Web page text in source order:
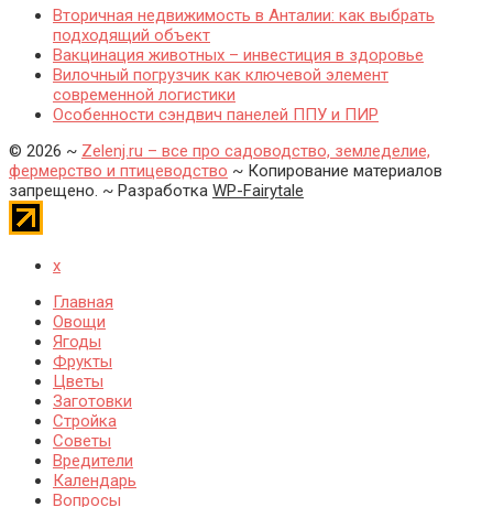
Вторичная недвижимость в Анталии: как выбрать
подходящий объект
Вакцинация животных – инвестиция в здоровье
Вилочный погрузчик как ключевой элемент
современной логистики
Особенности сэндвич панелей ППУ и ПИР
© 2026 ~ Zelenj.ru – все про садоводство, земледелие,
фермерство и птицеводство ~ Копирование материалов
запрещено. ~ Разработка WP-Fairytale
x
Главная
Овощи
Ягоды
Фрукты
Цветы
Заготовки
Стройка
Советы
Вредители
Календарь
Вопросы